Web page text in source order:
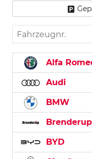
Fahrzeugnr.
Alfa
Audi
BMW
Brenderup
BYD